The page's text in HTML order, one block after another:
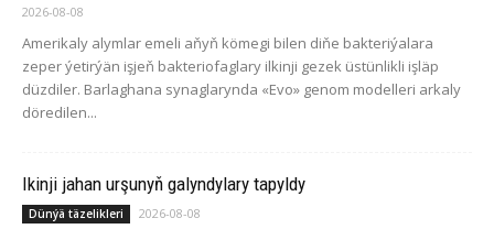
2026-08-08
Amerikaly alymlar emeli aňyň kömegi bilen diňe bakteriýalara
zeper ýetirýän işjeň bakteriofaglary ilkinji gezek üstünlikli işläp
düzdiler. Barlaghana synaglarynda «Evo» genom modelleri arkaly
döredilen...
Ikinji jahan urşunyň galyndylary tapyldy
Dünýä täzelikleri 2026-08-08